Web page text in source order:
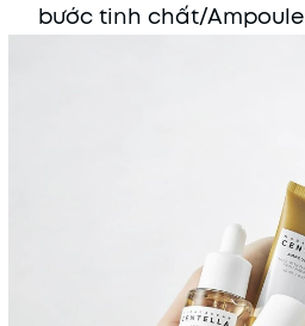
bước tinh chất/Ampoule